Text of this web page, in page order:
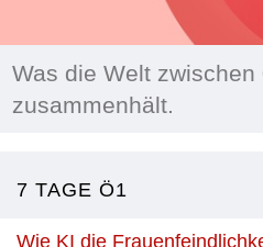
Was die Welt zwischen
zusammenhält.
7 TAGE Ö1
Wie KI die